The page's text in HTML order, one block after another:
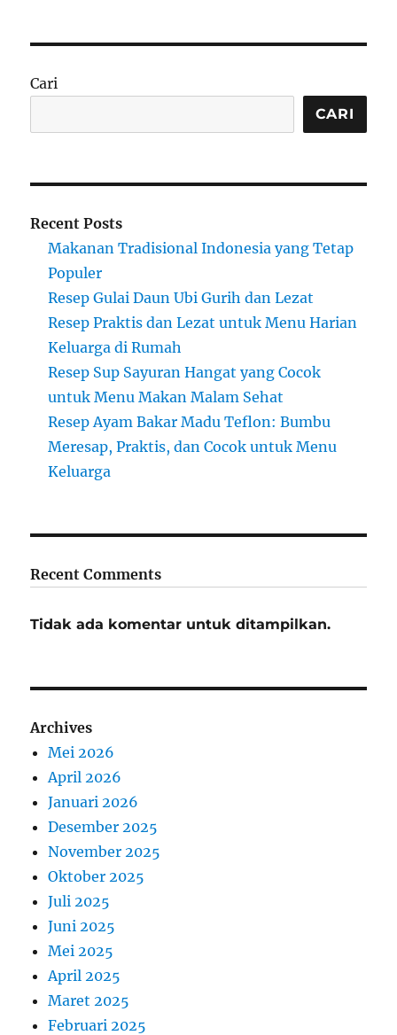
Cari
CARI
Recent Posts
Makanan Tradisional Indonesia yang Tetap
Populer
Resep Gulai Daun Ubi Gurih dan Lezat
Resep Praktis dan Lezat untuk Menu Harian
Keluarga di Rumah
Resep Sup Sayuran Hangat yang Cocok
untuk Menu Makan Malam Sehat
Resep Ayam Bakar Madu Teflon: Bumbu
Meresap, Praktis, dan Cocok untuk Menu
Keluarga
Recent Comments
Tidak ada komentar untuk ditampilkan.
Archives
Mei 2026
April 2026
Januari 2026
Desember 2025
November 2025
Oktober 2025
Juli 2025
Juni 2025
Mei 2025
April 2025
Maret 2025
Februari 2025